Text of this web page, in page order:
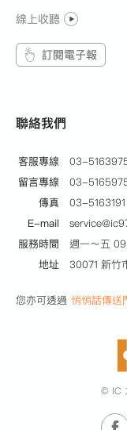
© IC
線上收聽
訂閱電子報
聯絡我們
客服專線
03-
留言專線
03-
傳真
03-5163191
E-mail
服務時間
週一～五
地址
30071 新竹
您亦可透過 悄悄話傳送